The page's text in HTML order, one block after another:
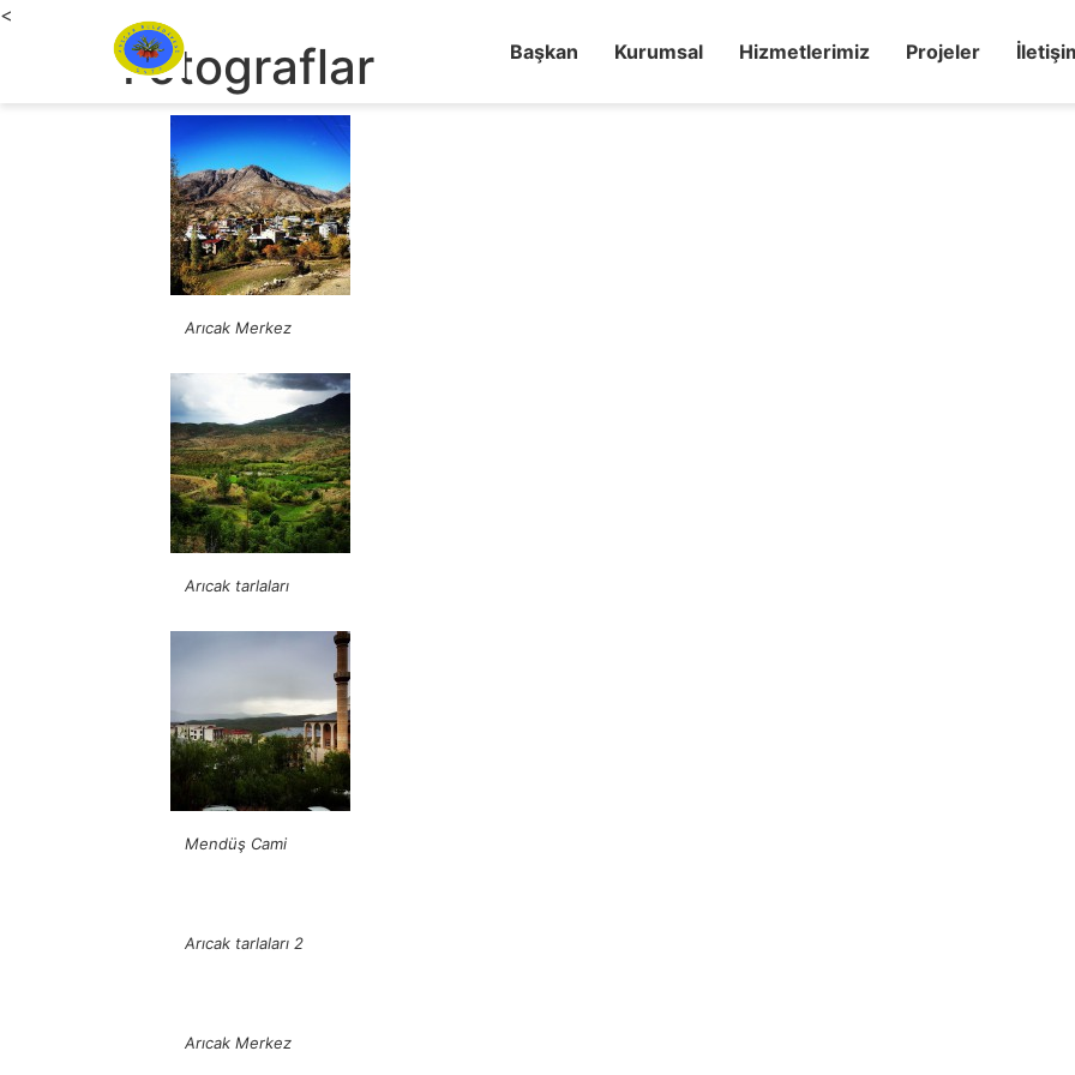
<
Başkan
Kurumsal Hizmetlerimiz Projeler
Fotograflar
Arıcak Merkez
Arıcak tarlaları
Mendüş Cami
Arıcak tarlaları 2
Arıcak Merkez